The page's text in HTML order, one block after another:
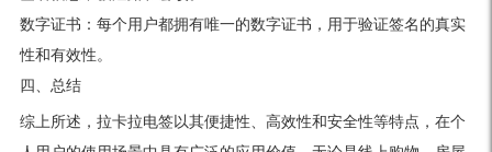
数字证书：每个用户都拥有唯一的数字证书，用于验证签名的真实
性和有效性。
四、总结
综上所述，拉卡拉电签以其便捷性、高效性和安全性等特点，在个